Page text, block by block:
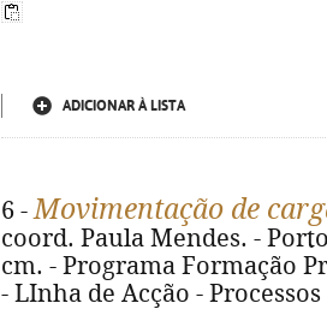
ADICIONAR À LISTA
6 -Movimentação de
coord. Paula Mendes. -
cm. - Programa Formação
- LInha de Acção -